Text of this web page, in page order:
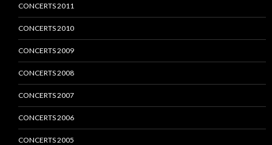
CONCERTS 2011
CONCERTS 2010
CONCERTS 2009
CONCERTS 2008
CONCERTS 2007
CONCERTS 2006
CONCERTS 2005